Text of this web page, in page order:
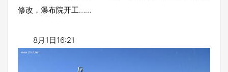
修改，瀑布院开工……
8月1日16:21